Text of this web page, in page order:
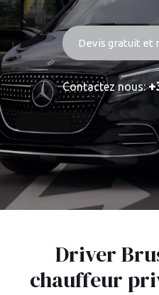
Devis gratuit et
Contactez nous:
Driver
chauffeur